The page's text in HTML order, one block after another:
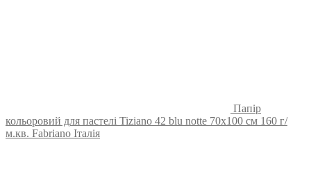
Папір
кольоровий для пастелі Tiziano 42 blu notte 70х100 см 160 г/
м.кв. Fabriano Італія